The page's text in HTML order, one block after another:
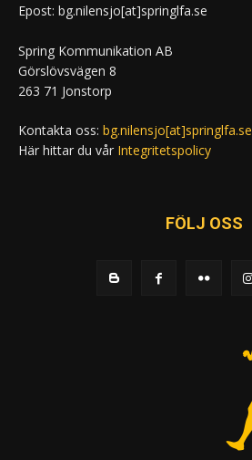
Epost: bg.nilensjo[at]springlfa.se
Spring Kommunikation AB
Görslövsvägen 8
263 71 Jonstorp
Kontakta oss: bg.nilensjo[at]springlfa.se
Här hittar du vår Integritetspolicy
FÖLJ OSS